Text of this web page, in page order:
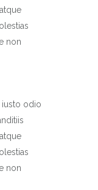
non
iusto odio
non